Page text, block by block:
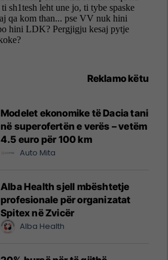
Reklamo këtu
Modelet ekonomike të Dacia tani
në superofertën e verës – vetëm
4.5 euro për 100 km
Auto Mita
Alba Health sjell mbështetje
profesionale për organizatat
Spitex në Zvicër
Alba Health